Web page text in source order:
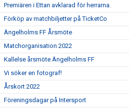
Premiären i Ettan avklarad för herrarna.
Förköp av matchbiljetter på TicketCo
Ängelholms FF Årsmöte
Matchorganisation 2022
Kallelse årsmöte Ängelholms FF
Vi söker en fotograf!
Årskort 2022
Föreningsdagar på Intersport